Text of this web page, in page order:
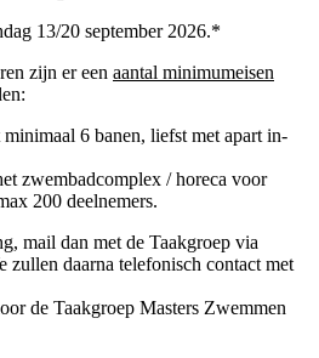
13/20 september 2026.*
zijn er een aantal minimumeisen
6 banen, liefst met apart in-
zwembadcomplex / horeca voor
200 deelnemers.
mail dan met de Taakgroep via
zullen daarna telefonisch contact met
de Taakgroep Masters Zwemmen